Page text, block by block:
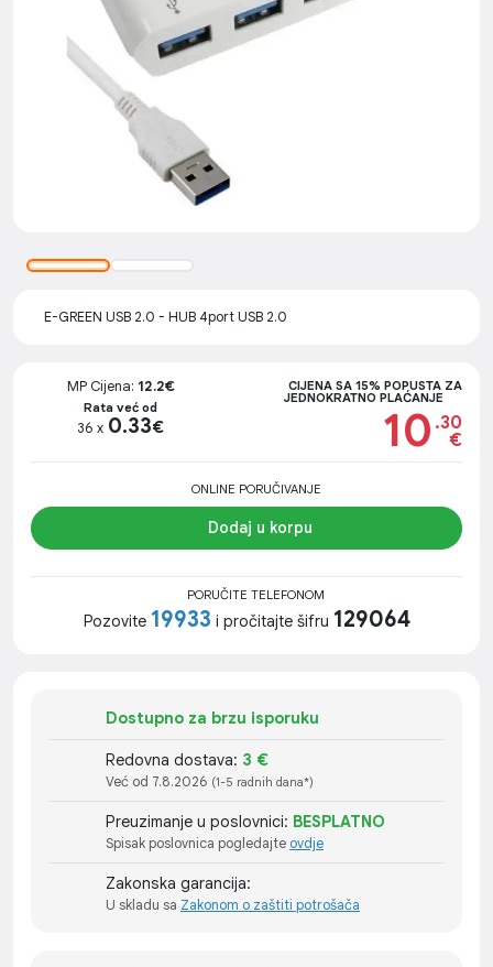
E-GREEN USB 2.0 - HUB 4port USB 2.0
MP Cijena: 12.2€
Rata već od
36 x 0.33€
CIJENA SA 15% POPUSTA ZA
JEDNOKRATNO PLAĆANJE
10 .30
€
ONLINE PORUČIVANJE
Dodaj u korpu
PORUČITE TELEFONOM
Pozovite 19933 i pročitajte šifru 129064
Dostupno za brzu isporuku
Redovna dostava: 3 €
Već od 7.8.2026 (1-5 radnih dana*)
Preuzimanje u poslovnici: BESPLATNO
Spisak poslovnica pogledajte ovdje
Zakonska garancija:
U skladu sa Zakonom o zaštiti potrošača